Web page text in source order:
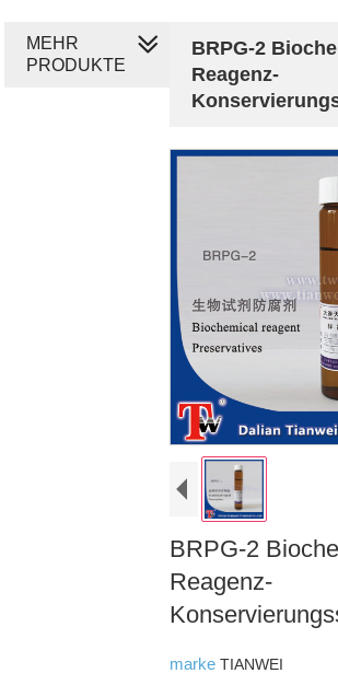
BRPG-2
Reagenz-
BRPG-2
Reagenz-
marke TIANWEI
MEHR
PRODUKTE